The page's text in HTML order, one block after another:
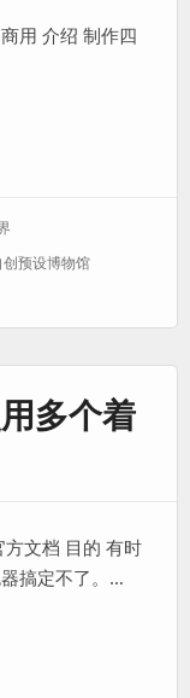
用 介绍 制作四
物馆】Cell division
创预设博物馆
多个着
文档 目的 有时
搞定不了。…
多个着色器